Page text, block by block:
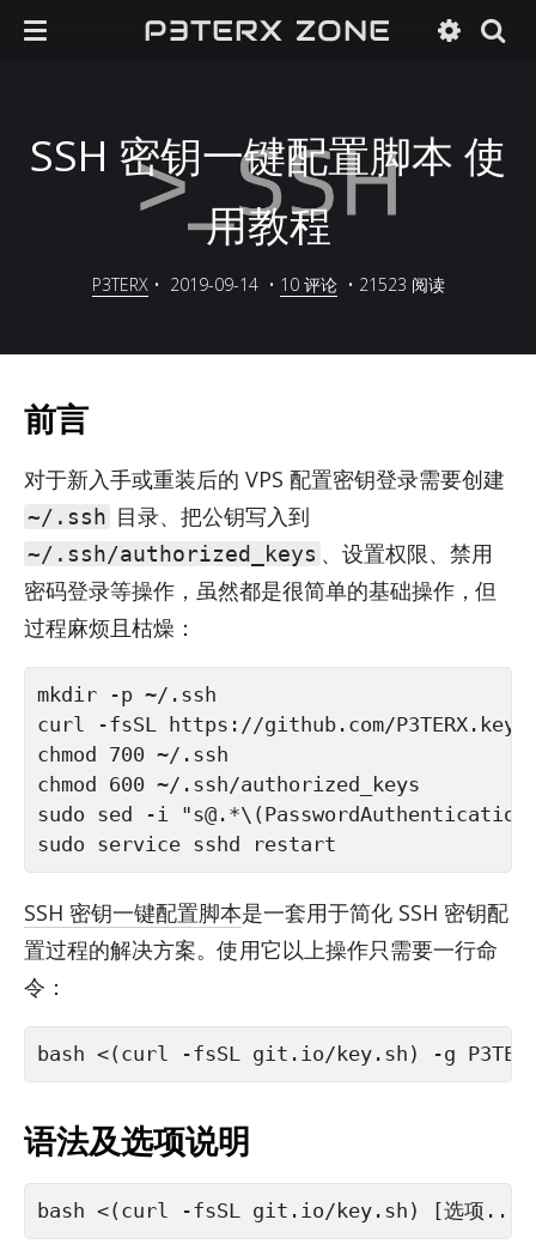
P3TERX ZONE
SSH 密钥一键配置脚本 使
用教程
P3TERX• 2019-09-14• 10 评论• 21523 阅读
前言
对于新入手或重装后的 VPS 配置密钥登录需要创建
~/.ssh 目录、把公钥写入到
~/.ssh/authorized_keys 、设置权限、禁用
密码登录等操作，虽然都是很简单的基础操作，但
过程麻烦且枯燥：
mkdir -p ~/.ssh
curl -fsSL https://github.com/
chmod 700 ~/.ssh
chmod 600 ~/.ssh/authorized_keys
sudo sed -i
sudo service sshd restart
SSH 密钥一键配置脚本是一套用于简化 SSH 密钥配
置过程的解决方案。使用它以上操作只需要一行命
令：
bash <(curl -fsSL git.io/key.sh) -g
语法及选项说明
bash <(curl -fsSL git.io/key.sh) [选项...]